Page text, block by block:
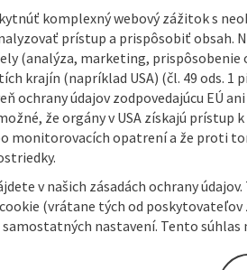
avoided.
Czech Republic at Haidmühle.
quiet forests and the historic
...
komplexný webový zážitok s
prístup a prispôsobiť obsah.
(analýza, marketing, prispôsobenie
krajín (napríklad USA) (čl. 49 ods. 1
ochrany údajov zodpovedajúcu EÚ
že orgány v USA získajú prístup
monitorovacích opatrení a že proti
v našich zásadách ochrany
(vrátane tých od poskytovateľov
nastavení. Tento súhlas